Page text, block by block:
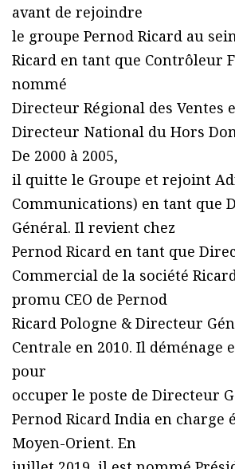
avant de rejoindre
le groupe Pernod Ricard au
Ricard en tant que Contrôleur
nommé
Directeur Régional des Ventes
Directeur National du Hors
De 2000 à 2005,
il quitte le Groupe et rejoint
Communications) en tant que
Général. Il revient chez
Pernod Ricard en tant que
Commercial de la société
promu CEO de Pernod
Ricard Pologne & Directeur
Centrale en 2010. Il déménage
pour
occuper le poste de Directeur
Pernod Ricard India en charge
Moyen-Orient. En